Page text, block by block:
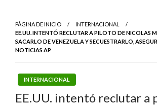
PÁGINA DE INICIO
INTERNACIONAL
EE.UU. INTENTÓ RECLUTAR A PILOTO DE NICOLAS
SACARLO DE VENEZUELA Y SECUESTRARLO,
NOTICIAS AP
INTERNACIONAL
EE.UU. intentó reclutar a